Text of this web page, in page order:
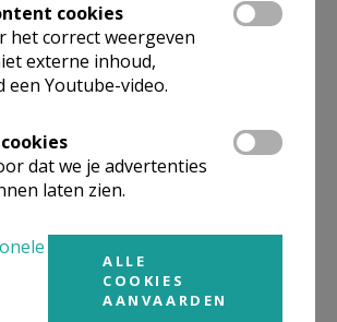
cookies
het correct weergeven
externe inhoud,
een Youtube-video.
dat we je advertenties
laten zien.
ALLE
COOKIES
AANVAARDEN